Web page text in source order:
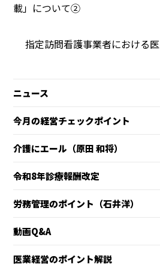
載」について②
指定訪問看護事業者における
ニュース
今月の経営チェックポイント
介護にエール（原田 和将）
令和8年診療報酬改定
労務管理のポイント（石井洋）
動画Q&A
医業経営のポイント解説